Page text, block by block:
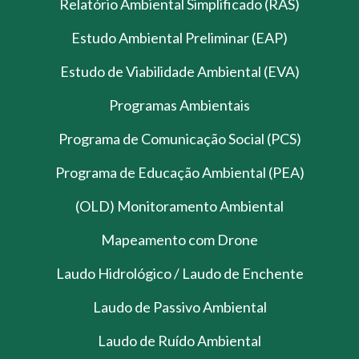
Relatório Ambiental Simplificado (RAS)
Estudo Ambiental Preliminar (EAP)
Estudo de Viabilidade Ambiental (EVA)
Programas Ambientais
Programa de Comunicação Social (PCS)
Programa de Educação Ambiental (PEA)
(OLD) Monitoramento Ambiental
Mapeamento com Drone
Laudo Hidrológico / Laudo de Enchente
Laudo de Passivo Ambiental
Laudo de Ruído Ambiental